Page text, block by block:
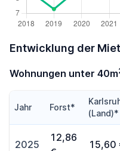
Entwicklung der
Wohnungen unter 40m
Jahr Forst*
(Land)*
2025
12,86
15,60